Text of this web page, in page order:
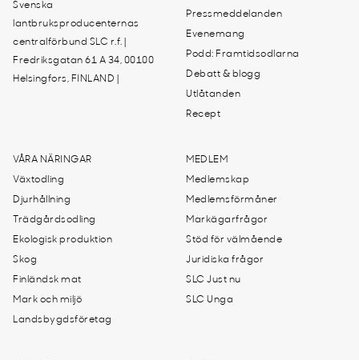
Svenska
lantbruksproducenternas
centralförbund SLC r.f. |
Fredriksgatan 61 A 34, 00100
Helsingfors, FINLAND |
Pressmeddelanden
Evenemang
Podd: Framtidsodlarna
Debatt & blogg
Utlåtanden
Recept
VÅRA NÄRINGAR
Växtodling
Djurhållning
Trädgårdsodling
Ekologisk produktion
Skog
Finländsk mat
Mark och miljö
Landsbygdsföretag
MEDLEM
Medlemskap
Medlemsförmåner
Markägarfrågor
Stöd för välmående
Juridiska frågor
SLC Just nu
SLC Unga